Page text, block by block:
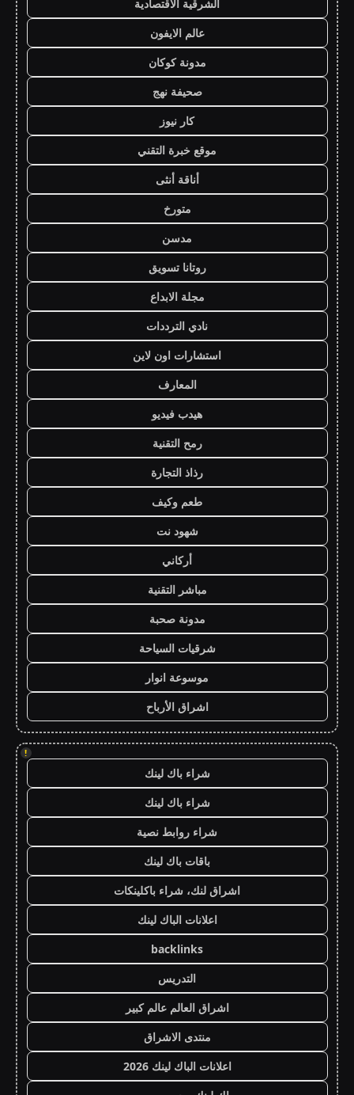
الشرقية الاقتصادية
عالم الايفون
مدونة كوكان
صحيفة نهج
كار نيوز
موقع خبرة التقني
أناقة أنثى
متورخ
مدسن
روتانا تسويق
مجلة الابداع
نادي الترددات
استشارات اون لاين
المعارف
هيدب فيديو
رمح التقنية
رذاذ التجارة
طعم وكيف
شهود نت
أركاني
مباشر التقنية
مدونة صحبة
شرقيات السياحة
موسوعة انوار
اشراق الأرباح
!
شراء باك لينك
شراء باك لينك
شراء روابط نصية
باقات باك لينك
اشراق لنك، شراء باكلينكات
اعلانات الباك لينك
backlinks
التدريس
اشراق العالم عالم كبير
منتدى الاشراق
اعلانات الباك لينك 2026